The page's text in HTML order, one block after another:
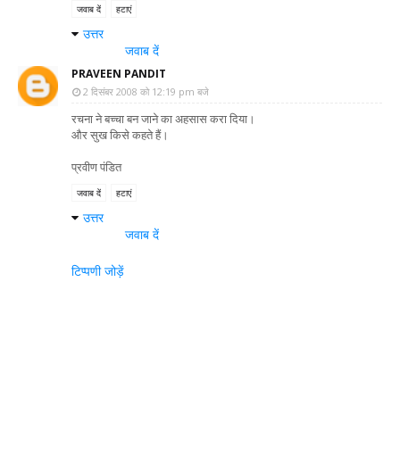
जवाब दें हटाएं
उत्तर
जवाब दें
PRAVEEN PANDIT
2 दिसंबर 2008 को 12:19 pm बजे
रचना ने बच्चा बन जाने का अहसास करा दिया।
और सुख किसे कहते हैं।
प्रवीण पंडित
जवाब दें हटाएं
उत्तर
जवाब दें
टिप्पणी जोड़ें